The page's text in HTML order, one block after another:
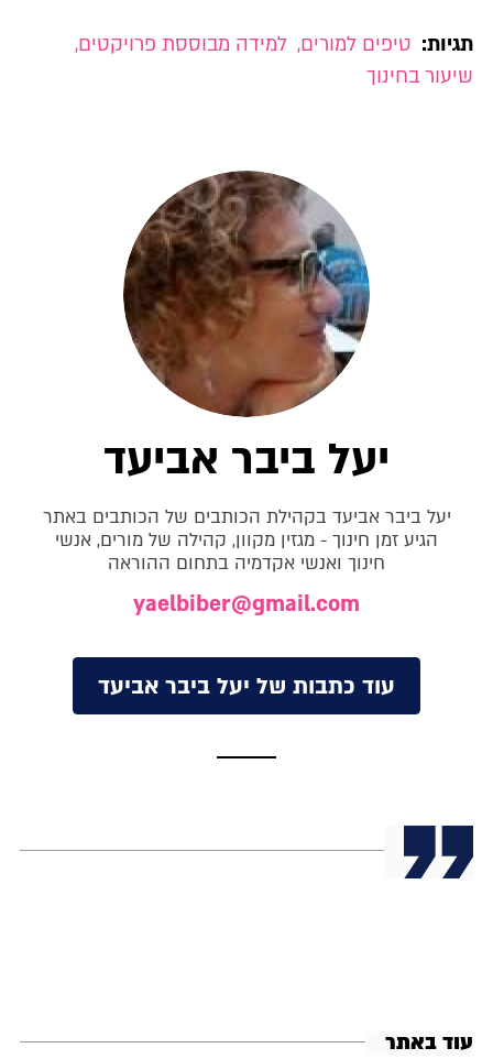
תגיות: טיפים למורים, למידה מבוססת פרויקטים,
שיעור בחינוך
יעל ביבר אביעד
יעל ביבר אביעד בקהילת הכותבים של הכותבים באתר
הגיע זמן חינוך - מגזין מקוון, קהילה של מורים, אנשי
חינוך ואנשי אקדמיה בתחום ההוראה
yaelbiber@gmail.com
עוד כתבות של יעל ביבר אביעד
עוד באתר